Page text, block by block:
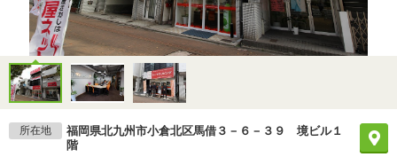
所在地
福岡県北九州市小倉北区馬借３－６－３９ 境ビル１
階